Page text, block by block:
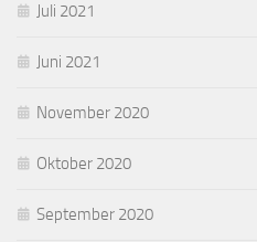
Juli 2021
Juni 2021
November 2020
Oktober 2020
September 2020